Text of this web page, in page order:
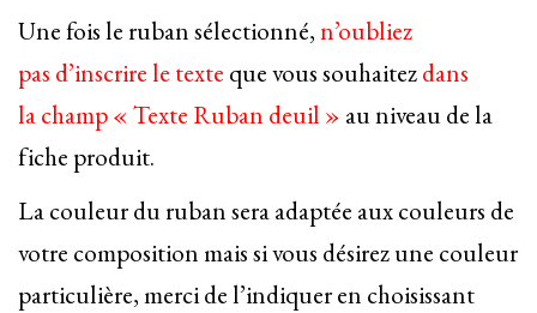
Une fois le ruban sélectionné,n’oubliez
pas d’inscrire le texte que vous souhaitezdans
la champ « Texte Ruban deuil » au niveau de la
fiche produit.
La couleur du ruban sera adaptée aux couleurs de
votre composition mais si vous désirez une couleur
particulière, merci de l’indiquer en choisissant